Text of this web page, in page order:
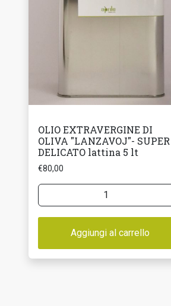
OLIO EXTRAVERGINE DI
OLIVA "LANZAVOJ"- SUPER
DELICATO lattina 5 lt
€80,00
OLIO
EXTRAVERGINE
DI
"LANZAVOJ"-
SUPER
Aggiungi al carrello